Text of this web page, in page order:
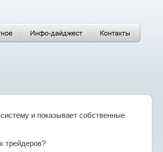
и показывает собственные
трейдеров?